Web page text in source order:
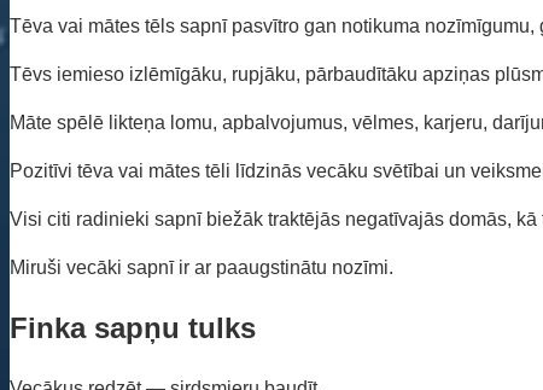
Tēva vai mātes tēls sapnī pasvītro gan notikuma
Tēvs iemieso izlēmīgāku, rupjāku, pārbaudītāku apziņas
Māte spēlē likteņa lomu, apbalvojumus, vēlmes, karjeru,
Pozitīvi tēva vai mātes tēli līdzinās vecāku svētībai un
Visi citi radinieki sapnī biežāk traktējās negatīvajās domās,
Miruši vecāki sapnī ir ar paaugstinātu nozīmi.
Finka sapņu tulks